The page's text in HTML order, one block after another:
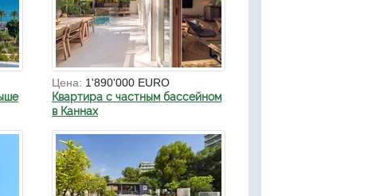
Цена: 1'890'000 EURO
Квартира с частным бассейном
в Каннах